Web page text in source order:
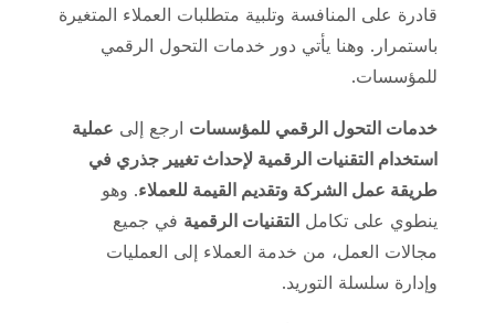
قادرة على المنافسة وتلبية متطلبات العملاء المتغيرة
باستمرار. وهنا يأتي دور خدمات التحول الرقمي
للمؤسسات.
خدمات التحول الرقمي للمؤسسات ارجع إلى عملية
استخدام التقنيات الرقمية لإحداث تغيير جذري في
طريقة عمل الشركة وتقديم القيمة للعملاء. وهو
ينطوي على تكاملالتقنيات الرقمية في جميع
مجالات العمل، من خدمة العملاء إلى العمليات
وإدارة سلسلة التوريد.